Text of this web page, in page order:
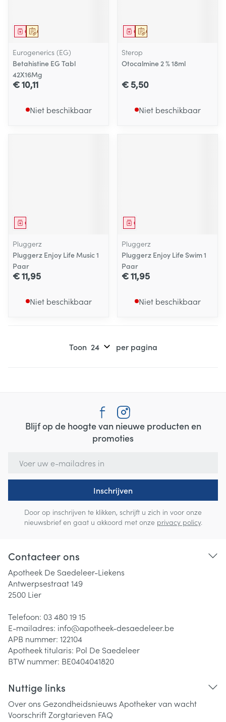
Op voorschrift
Geneesmiddel
Eurogenerics (EG)
Betahistine EG Tabl
42X16Mg
€ 10,11
Niet beschikbaar
Op voorschrift
Geneesmiddel
Sterop
Otocalmine 2 % 18ml
€ 5,50
Niet beschikbaar
Geneesmiddel
Pluggerz
Pluggerz Enjoy Life Music 1
Paar
€ 11,95
Niet beschikbaar
Geneesmiddel
Pluggerz
Pluggerz Enjoy Life Swim 1
Paar
€ 11,95
Niet beschikbaar
Toon per pagina
Blijf op de hoogte van nieuwe producten en
promoties
Inschrijven
Door op inschrijven te klikken, schrijft u zich in voor onze
nieuwsbrief en gaat u akkoord met onze privacy policy.
Contacteer ons
Apotheek De Saedeleer-Liekens
Antwerpsestraat 149
2500 Lier
Telefoon: 03 480 19 15
E-mailadres: info@apotheek-desaedeleer.be
APB nummer: 122104
Apotheek titularis: Pol De Saedeleer
BTW nummer: BE0404041820
Nuttige links
Over ons Gezondheidsnieuws Apotheker van wacht
VoorschriftZorgtarieven FAQ